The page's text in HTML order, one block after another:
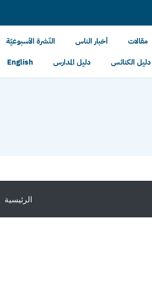
مقالات أخبار الناس النّشرة الأسبوعيّة
دليل الكنائس
دليل المدارس English
الرئيسية